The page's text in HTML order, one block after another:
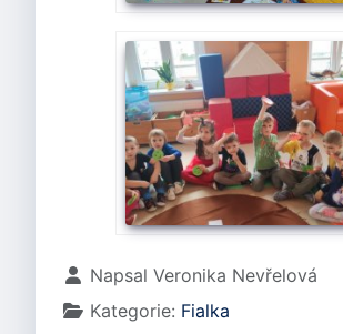
Základní údaje
Napsal Veronika Nevřelová
Kategorie: Fialka